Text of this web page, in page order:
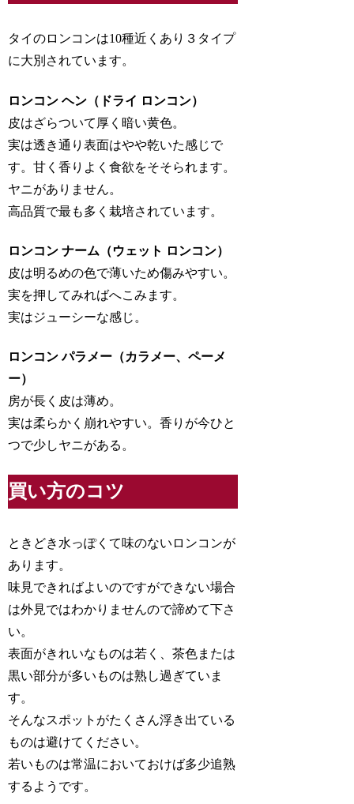
タイのロンコンは10種近くあり３タイプ
に大別されています。
ロンコン ヘン（ドライ ロンコン）
皮はざらついて厚く暗い黄色。
実は透き通り表面はやや乾いた感じで
す。甘く香りよく食欲をそそられます。
ヤニがありません。
高品質で最も多く栽培されています。
ロンコン ナーム（ウェット ロンコン）
皮は明るめの色で薄いため傷みやすい。
実を押してみればへこみます。
実はジューシーな感じ。
ロンコン パラメー（カラメー、ペーメ
ー）
房が長く皮は薄め。
実は柔らかく崩れやすい。香りが今ひと
つで少しヤニがある。
買い方のコツ
ときどき水っぽくて味のないロンコンが
あります。
味見できればよいのですができない場合
は外見ではわかりませんので諦めて下さ
い。
表面がきれいなものは若く、茶色または
黒い部分が多いものは熟し過ぎていま
す。
そんなスポットがたくさん浮き出ている
ものは避けてください。
若いものは常温においておけば多少追熟
するようです。